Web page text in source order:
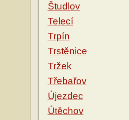
Študlov
Telecí
Trpín
Trstěnice
Tržek
Třebařov
Újezdec
Útěchov